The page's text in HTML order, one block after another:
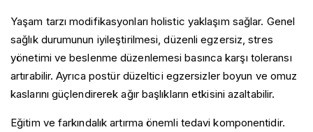
Yaşam tarzı modifikasyonları holistic yaklaşım sağlar. Genel
sağlık durumunun iyileştirilmesi, düzenli egzersiz, stres
yönetimi ve beslenme düzenlemesi basınca karşı toleransı
artırabilir. Ayrıca postür düzeltici egzersizler boyun ve omuz
kaslarını güçlendirerek ağır başlıkların etkisini azaltabilir.
Eğitim ve farkındalık artırma önemli tedavi komponentidir.